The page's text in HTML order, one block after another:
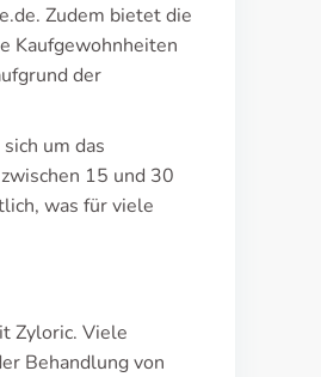
Zudem bietet die
Kaufgewohnheiten
der
um das
15 und 30
was für viele
Zyloric. Viele
Behandlung von